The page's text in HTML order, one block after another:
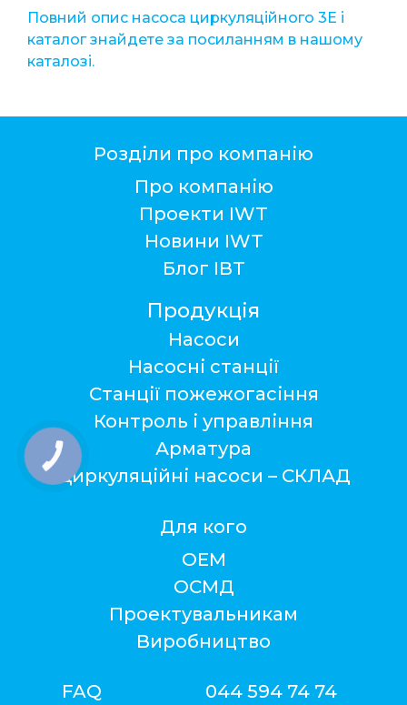
Повний опис насоса циркуляційного 3Е і
каталог знайдете за посиланням в нашому
каталозі.
Розділи про компанію
Про компанію
Проекти IWT
Новини IWT
Блог ІВТ
Продукція
Насоси
Насосні станції
Станції пожежогасіння
Контроль і управління
Арматура
Циркуляційні насоси – СКЛАД
Для кого
ОЕМ
ОСМД
Проектувальникам
Виробництво
FAQ 044 594 74 74
КНОПКА
ЗВ'ЯЗКУ